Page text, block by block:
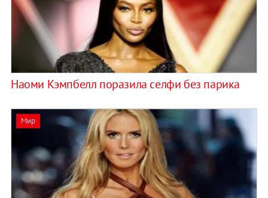
Наоми Кэмпбелл поразила селфи без парика
Мир